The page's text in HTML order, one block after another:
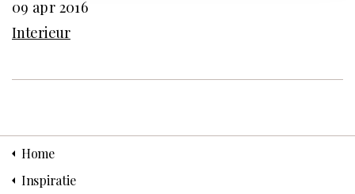
09 apr 2016
Interieur
Home
Inspiratie